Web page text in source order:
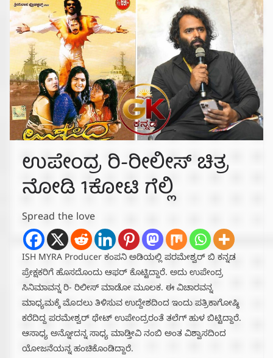
ಉಪೇಂದ್ರ ರಿ-ರೀಲೀಸ್ ಚಿತ್ರ
ನೋಡಿ‌ 1ಕೋಟಿ ಗೆಲ್ಲಿ
Spread the love
ISH MYRA Producer ಕಂಪನಿ ಅಡಿಯಲ್ಲಿ ಪರಮೇಶ್ವರ್ ಬಿ ‌ಕನ್ನಡ
ಪ್ರೇಕ್ಷಕರಿಗೆ ಹೊಸದೊಂದು ಆಫರ್ ಕೊಟ್ಟಿದ್ದಾರೆ. ಅದು ಉಪೇಂದ್ರ
ಸಿನಿಮಾವನ್ನ ರಿ- ರಿಲೀಸ್ ಮಾಡೋ ಮೂಲಕ. ಈ ವಿಚಾರವನ್ನ
ಮಾಧ್ಯಮಕ್ಕೆ ‌ಮೊದಲು ತಿಳಿಸುವ ಉದ್ದೇಶದಿಂದ ಇಂದು ಪತ್ರಿಕಾಗೋಷ್ಠಿ
ಕರೆದಿದ್ದ ಪರಮೇಶ್ವರ್ ಥೇಟ್ ಉಪೇಂದ್ರರಂತೆ ತಲೆಗ್ ಹುಳ ಬಿಟ್ಟಿದ್ದಾರೆ.
ಆಸಾಧ್ಯ ಅನ್ನೋದನ್ನ ಸಾಧ್ಯ ಮಾಡ್ತೀವಿ ನಂಬಿ ಅಂತ ವಿಶ್ವಾಸದಿಂದ
ಯೋಜನೆಯನ್ನ ಹಂಚಿಕೊಂಡಿದ್ದಾರೆ.